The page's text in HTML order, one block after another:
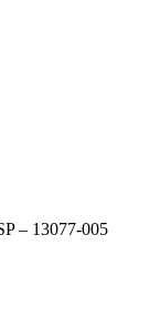
– 13077-005